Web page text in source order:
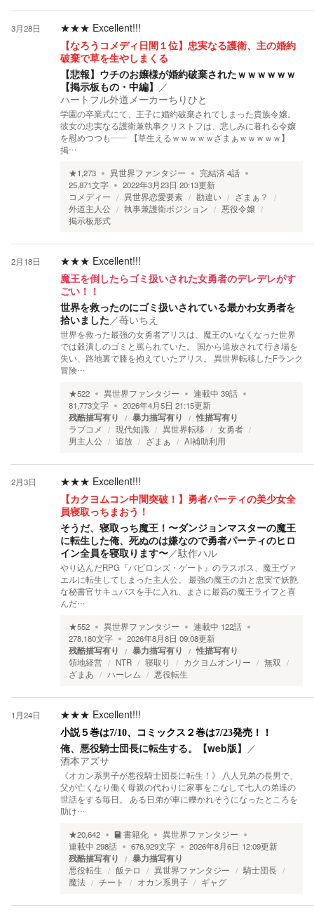
3月28日 ★★★ Excellent!!!
【なろうコメディ日間１位】忠実なる護衛、主の婚約
破棄で草を生やしまくる
【悲報】ウチのお嬢様が婚約破棄されたｗｗｗｗｗｗ
【掲示板もの・中編】 ／
ハートフル外道メーカーちりひと
学園の卒業式にて、王子に婚約破棄されてしまった貴族令嬢。
彼女の忠実なる護衛兼執事クリストフは、悲しみに暮れる令嬢
を慰めつつも―― 【草生えるｗｗｗｗｗざまぁｗｗｗｗｗ】
掲…
★1,273 異世界ファンタジー 完結済4話
25,871文字 2022年3月23日 20:13更新
コメディー
異世界恋愛要素 勘違い
ざまぁ？
外道主人公
執事兼護衛ポジション
悪役令嬢
掲示板形式
2月18日 ★★★ Excellent!!!
魔王を倒したらゴミ扱いされた女勇者のデレデレがす
ごい！！
世界を救ったのにゴミ扱いされている最かわ女勇者を
拾いました／苺いちえ
世界を救った最強の女勇者アリスは、魔王のいなくなった世界
では穀潰しのゴミと罵られていた。 国から追放されて行き場を
失い、路地裏で膝を抱えていたアリス。 異世界転移したFランク
冒険…
★522 異世界ファンタジー 連載中 39話
81,773文字 2026年4月5日 21:15更新
残酷描写有り 暴力描写有り 性描写有り
ラブコメ 現代知識 異世界転移
女勇者
男主人公
追放 ざまぁ AI補助利用
2月3日 ★★★ Excellent!!!
【カクヨムコン中間突破！】勇者パーティの美少女全
員寝取っちまおう！
そうだ、寝取っち魔王！〜ダンジョンマスターの魔王
に転生した俺、死ぬのは嫌なので勇者パーティのヒロ
イン全員を寝取ります〜／駄作ハル
やり込んだRPG『バビロンズ・ゲート』のラスボス、魔王ヴァ
エルに転生してしまった主人公。 最強の魔王の力と忠実で妖艶
な秘書官サキュバスを手に入れ、まさに最高の魔王ライフと喜
んだ…
★552 異世界ファンタジー 連載中 122話
278,180文字 2026年8月8日 09:08更新
残酷描写有り 暴力描写有り 性描写有り
領地経営 NTR 寝取り カクヨムオンリー
無双
ざまあ
ハーレム 悪役転生
1月24日 ★★★ Excellent!!!
小説５巻は7/10、コミックス２巻は7/23発売！！
俺、悪役騎士団長に転生する。【web版】 ／
酒本アズサ
《オカン系男子が悪役騎士団長に転生！》 八人兄弟の長男で、
父が亡くなり働く母親の代わりに家事をこなして七人の弟達の
世話をする毎日。 ある日弟が車に轢かれそうになったところを
助け…
★20,642 書籍化
異世界ファンタジー
連載中 298話 676,929文字 2026年8月6日 12:09更新
残酷描写有り 暴力描写有り
悪役転生 飯テロ 異世界ファンタジー
騎士団長
魔法
チート オカン系男子 ギャグ